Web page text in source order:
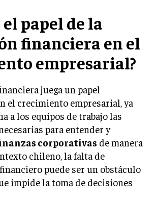
el papel de la
financiera en el
empresarial?
juega un papel
el crecimiento empresarial, ya
a los equipos de trabajo las
para entender y
corporativas de manera
chileno, la falta de
puede ser un obstáculo
impide la toma de decisiones